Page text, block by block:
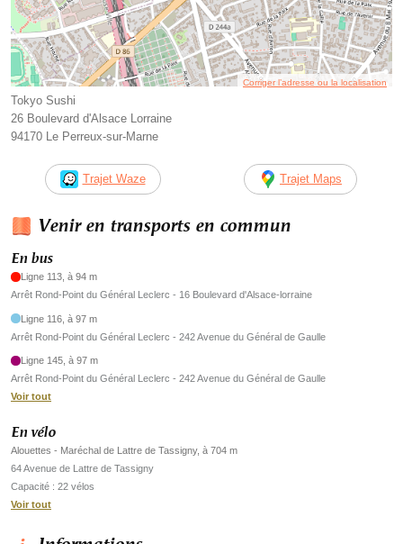
Corriger l’adresse ou la localisation
Tokyo Sushi
26 Boulevard d'Alsace Lorraine
94170 Le Perreux-sur-Marne
Trajet Waze Trajet Maps
Venir en transports en commun
En bus
Ligne 113, à 94 m
Arrêt Rond-Point du Général Leclerc - 16 Boulevard d'Alsace-lorraine
Ligne 116, à 97 m
Arrêt Rond-Point du Général Leclerc - 242 Avenue du Général de Gaulle
Ligne 145, à 97 m
Arrêt Rond-Point du Général Leclerc - 242 Avenue du Général de Gaulle
Voir tout
En vélo
Alouettes - Maréchal de Lattre de Tassigny, à 704 m
64 Avenue de Lattre de Tassigny
Capacité : 22 vélos
Voir tout